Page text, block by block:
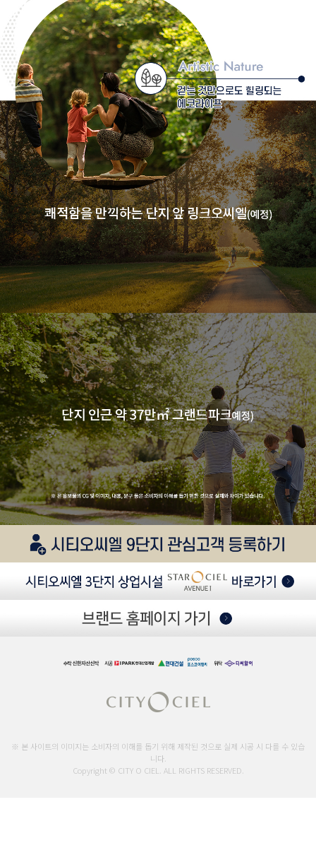
※ 본 사이트의 이미지는 소비자의 이해를 돕기 위해 제작된 것으로 실제 시공 시 다를 수 있습
니다.
Copyright © CITY O CIEL. ALL RIGHTS RESERVED.